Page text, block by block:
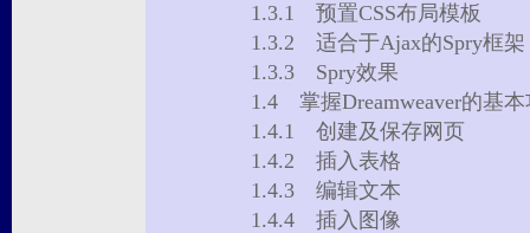
1.3.1 预置CSS布局模板
1.3.2 适合于Ajax的Spry框
1.3.3 Spry效果
1.4 掌握Dreamweaver的基
1.4.1 创建及保存网页
1.4.2 插入表格
1.4.3 编辑文本
1.4.4 插入图像